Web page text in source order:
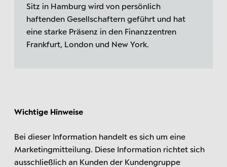
Sitz in Hamburg wird von persönlich
haftenden Gesellschaftern geführt und hat
eine starke Präsenz in den Finanzzentren
Frankfurt, London und New York.
Wichtige Hinweise
Bei dieser Information handelt es sich um eine
Marketingmitteilung. Diese Information richtet sich
ausschließlich an Kunden der Kundengruppe